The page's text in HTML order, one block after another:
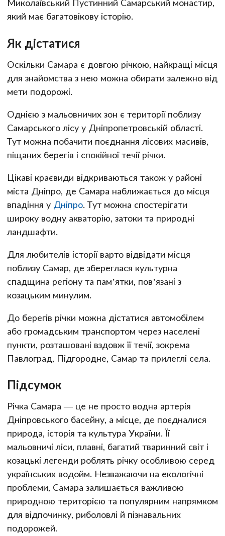
Миколаївський Пустинний Самарський монастир,
який має багатовікову історію.
Як дістатися
Оскільки Самара є довгою річкою, найкращі місця
для знайомства з нею можна обирати залежно від
мети подорожі.
Однією з мальовничих зон є території поблизу
Самарського лісу у Дніпропетровській області.
Тут можна побачити поєднання лісових масивів,
піщаних берегів і спокійної течії річки.
Цікаві краєвиди відкриваються також у районі
міста Дніпро, де Самара наближається до місця
впадіння у Дніпро. Тут можна спостерігати
широку водну акваторію, затоки та природні
ландшафти.
Для любителів історії варто відвідати місця
поблизу Самар, де збереглася культурна
спадщина регіону та пам’ятки, пов’язані з
козацьким минулим.
До берегів річки можна дістатися автомобілем
або громадським транспортом через населені
пункти, розташовані вздовж її течії, зокрема
Павлоград, Підгородне, Самар та прилеглі села.
Підсумок
Річка Самара — це не просто водна артерія
Дніпровського басейну, а місце, де поєдналися
природа, історія та культура України. Її
мальовничі ліси, плавні, багатий тваринний світ і
козацькі легенди роблять річку особливою серед
українських водойм. Незважаючи на екологічні
проблеми, Самара залишається важливою
природною територією та популярним напрямком
для відпочинку, риболовлі й пізнавальних
подорожей.